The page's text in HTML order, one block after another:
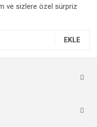
ve sizlere özel sürpriz
EKLE